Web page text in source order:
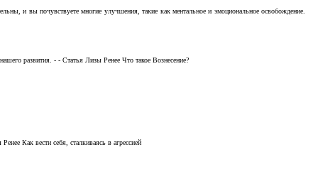
и вы почувствуете многие улучшения, такие как ментальное и эмоциональное освобождение.
развития. - - Статья Лизы Ренее Что такое Вознесение?
Как вести себя, сталкиваясь в агрессией